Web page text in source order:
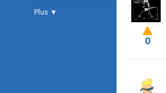
Plus ▼
0